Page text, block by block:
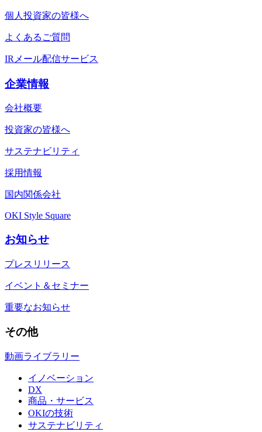
個人投資家の皆様へ
よくあるご質問
IRメール配信サービス
企業情報
会社概要
投資家の皆様へ
サステナビリティ
採用情報
国内関係会社
OKI Style Square
お知らせ
プレスリリース
イベント＆セミナー
重要なお知らせ
その他
動画ライブラリー
イノベーション
DX
商品・サービス
OKIの技術
サステナビリティ